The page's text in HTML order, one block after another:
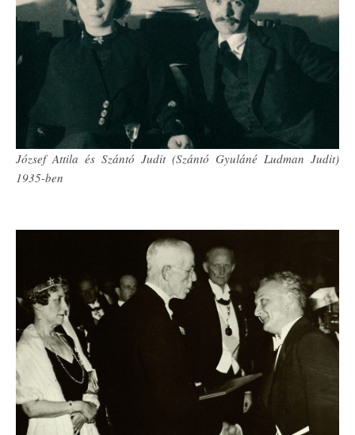
József Attila és Szántó Judit (Szántó Gyuláné Ludman Judit)
1935-ben